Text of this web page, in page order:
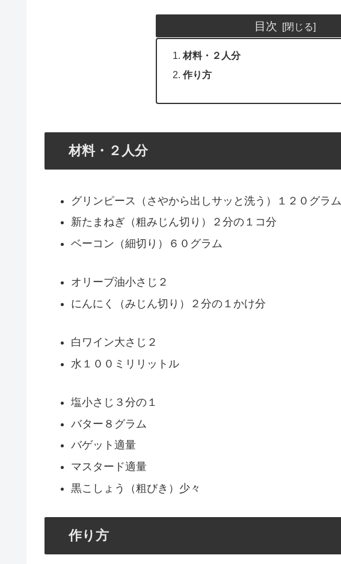
目次
材料・２人分
作り方
材料・２人分
グリンピース（さやから出しサッと洗う）１２０グラム
新たまねぎ（粗みじん切り）２分の１コ分
ベーコン（細切り）６０グラム
オリーブ油小さじ２
にんにく（みじん切り）２分の１かけ分
白ワイン大さじ２
水１００ミリリットル
塩小さじ３分の１
バター８グラム
バゲット適量
マスタード適量
黒こしょう（粗びき）少々
作り方